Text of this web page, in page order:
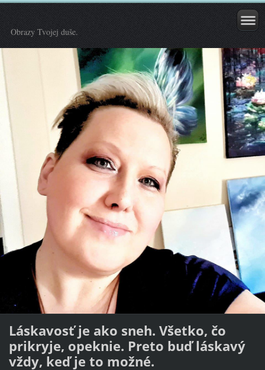
Obrazy Tvojej duše.
Láskavosť je ako sneh. Všetko, čo
prikryje, opeknie. Preto buď láskavý
vždy, keď je to možné.